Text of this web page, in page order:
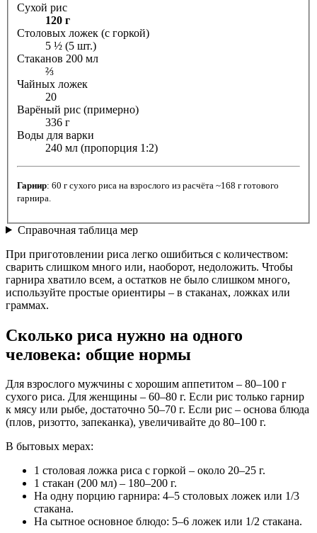
Сухой рис
120 г
Столовых ложек (с горкой)
5 ½ (5 шт.)
Стаканов 200 мл
⅔
Чайных ложек
20
Варёный рис (примерно)
336 г
Воды для варки
240 мл (пропорция 1:2)
Гарнир: 60 г сухого риса на взрослого из расчёта ~168 г готового
гарнира.
Справочная таблица мер
При приготовлении риса легко ошибиться с количеством:
сварить слишком много или, наоборот, недоложить. Чтобы
гарнира хватило всем, а остатков не было слишком много,
используйте простые ориентиры – в стаканах, ложках или
граммах.
Сколько риса нужно на одного
человека: общие нормы
Для взрослого мужчины с хорошим аппетитом – 80–100 г
сухого риса. Для женщины – 60–80 г. Если рис только гарнир
к мясу или рыбе, достаточно 50–70 г. Если рис – основа блюда
(плов, ризотто, запеканка), увеличивайте до 80–100 г.
В бытовых мерах:
1 столовая ложка риса с горкой – около 20–25 г.
1 стакан (200 мл) – 180–200 г.
На одну порцию гарнира: 4–5 столовых ложек или 1/3
стакана.
На сытное основное блюдо: 5–6 ложек или 1/2 стакана.